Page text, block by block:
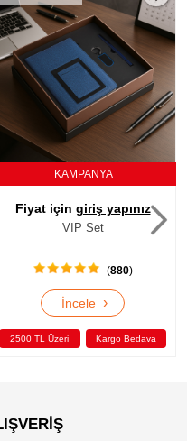
KAMPANYA
Fiyat için giriş yapınız
VIP Set
(880)
İncele ›
2500 TL Üzeri Kargo Bedava